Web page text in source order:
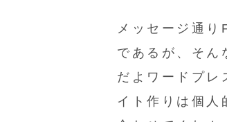
メッセージ通り
であるが、そん
だよワードプレ
イト作りは個